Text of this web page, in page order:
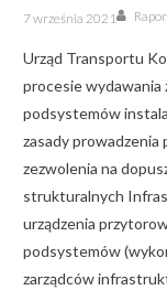
Posted
on
7 września 2021
Urząd Transportu
procesie wydawania
podsystemów
zasady prowadzenia
zezwolenia na
strukturalnych
urządzenia
podsystemów
zarządców